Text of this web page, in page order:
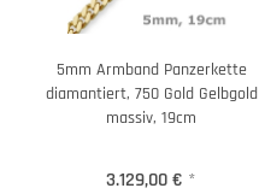
5mm Armband Panzerkette
diamantiert, 750 Gold Gelbgold
massiv, 19cm
3.129,00 € *